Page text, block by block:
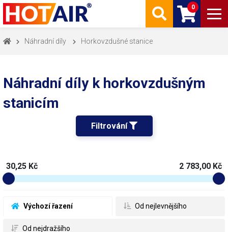
0
Náhradní díly Horkovzdušné stanice
Náhradní díly k horkovzdušným
stanicím
Filtrování
Výchozí řazení Od nejlevnějšího
Od nejdražšího
30,25 Kč 2 783,00 Kč